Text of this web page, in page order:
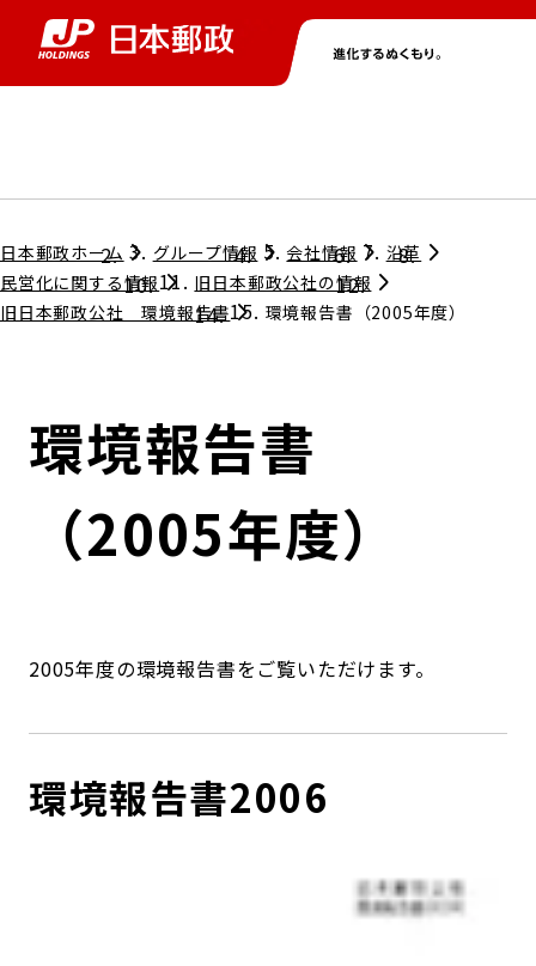
グループ情報トップ
コンダクト向上の取組み
株主・投資家情報トップ
財務情報・IR資料
ニューストップ
サステナビリティトップ
持続可能な金融のフレームワーク
採用情報トップ
日本郵政ホーム グループ情報 会社情報
沿革
民営化に関する情報
旧日本郵政公社の情報
旧日本郵政公社 環境報告書
環境報告書（2005年度）
環境報告書
（2005年度）
2005年度の環境報告書をご覧いただけます。
環境報告書2006